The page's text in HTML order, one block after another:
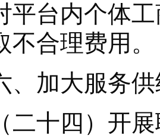
平台内个体
不合理费用
加大服务供
四）开展